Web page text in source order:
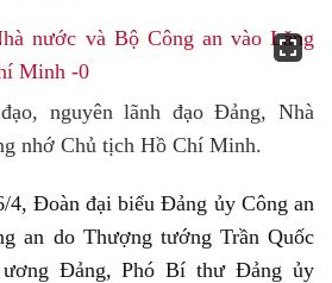
nguyên lãnh đạo Đảng, Nhà
nhớ Chủ tịch Hồ Chí Minh.
4, Đoàn đại biểu Đảng ủy Công an
an do Thượng tướng Trần Quốc
Đảng, Phó Bí thư Đảng ủy